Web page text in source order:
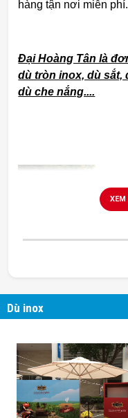
hàng tận nơi miễn phí.
Đại Hoàng Tân là
dù tròn inox, dù sắt,
dù che nắng....
XEM
Dù inox